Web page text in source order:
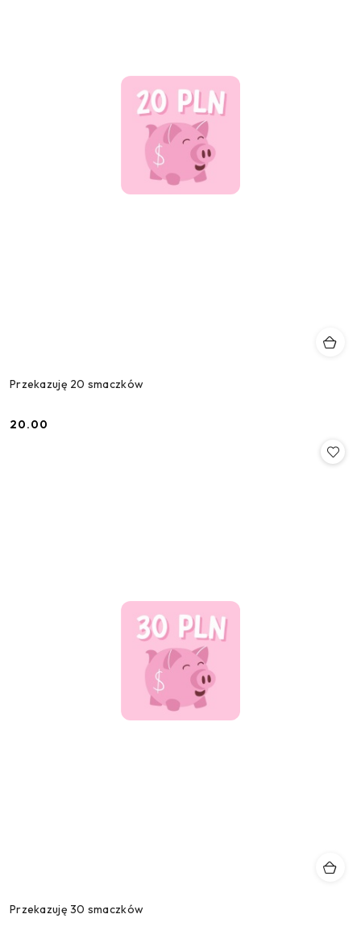
Przekazuję 20 smaczków
Cena:
20.00
Przekazuję 30 smaczków